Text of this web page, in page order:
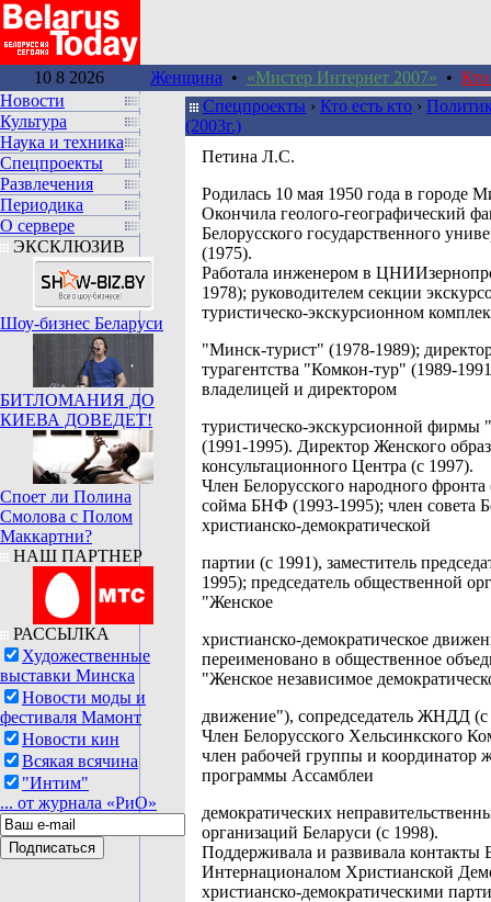
10 8 2026 Женщина • «Мистер Интернет 2007» • Кто
Новости
Культура
Наука и техника
Спецпроекты
Развлечения
Периодика
О сервере
ЭКСКЛЮЗИВ
Шоу-бизнес Беларуси
БИТЛОМАНИЯ ДО
КИЕВА ДОВЕДЕТ!
Споет ли Полина
Смолова с Полом
Маккартни?
НАШ ПАРТНЕР
РАССЫЛКА
Художественные
выставки Минска
Новости моды и
фестиваля Мамонт
Новости кин
Всякая всячина
"Интим"
... от журнала «РиО»
Спецпроекты › Кто есть кто ›
(2003г.)
Петина Л.С.
Pодилась 10 мая 1950 года в городе
Окончила геолого-географический
Белорусского государственного
(1975).
Работала инженером в
1978); руководителем секции
туристическо-экскурсионном
"Минск-турист" (1978-1989);
турагентства "Комкон-тур" (1989-
владелицей и директором
туристическо-экскурсионной фирмы
(1991-1995). Директор Женского
консультационного Центра (с 1997).
Член Белорусского народного
сойма БНФ (1993-1995); член совета
христианско-демократической
партии (с 1991), заместитель
1995); председатель общественной
"Женское
христианско-демократическое
переименовано в общественное
"Женское независимое
движение"), сопредседатель ЖНДД (с
Член Белорусского Хельсинкского
член рабочей группы и координатор
программы Ассамблеи
демократических
организаций Беларуси (с 1998).
Поддерживала и развивала
Интернационалом Христианской
христианско-демократическими